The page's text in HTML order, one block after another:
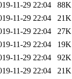
11-29 22:04
88K
11-29 22:04
21K
11-29 22:04
27K
11-29 22:04
19K
11-29 22:04
92K
11-29 22:04
21K